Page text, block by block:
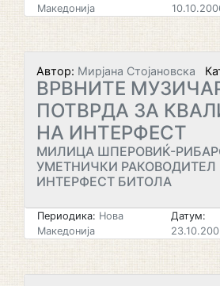
Македонија
Автор: Мирјана Стојановска
ВРВНИТЕ
ПОТВРДА ЗА
НА ИНТЕРФЕСТ
МИЛИЦА ШПЕРОВИЌ-
УМЕТНИЧКИ РАКОВОДИТЕЛ
ИНТЕРФЕСТ БИТОЛА
Периодика: Нова
Македонија
Датум: